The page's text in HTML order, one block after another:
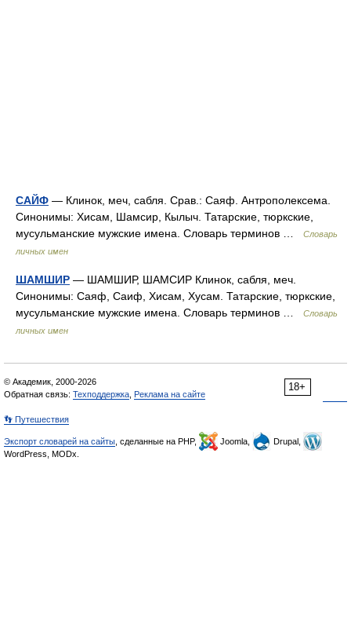
САЙФ — Клинок, меч, сабля. Срав.: Саяф. Антрополексема.
Синонимы: Хисам, Шамсир, Кылыч. Татарские, тюркские,
мусульманские мужские имена. Словарь терминов …
Словарь
личных имен
ШАМШИР — ШАМШИР, ШАМСИР Клинок, сабля, меч.
Синонимы: Саяф, Саиф, Хисам, Хусам. Татарские, тюркские,
мусульманские мужские имена. Словарь терминов …
Словарь
личных имен
18+
© Академик, 2000-2026
Обратная связь: Техподдержка Реклама на сайте
👣 Путешествия
Экспорт словарей на сайты , сделанные на PHP, Joomla,
Drupal,
WordPress, MODx.